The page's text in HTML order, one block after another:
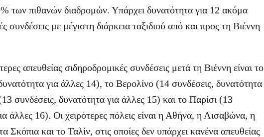
των πιθανών διαδρομών. Υπάρχει δυνατότητα για 12 ακόμα
συνδέσεις με μέγιστη διάρκεια ταξιδιού από και προς τη Βιέννη
απευθείας σιδηροδρομικές συνδέσεις μετά τη Βιέννη είναι το
για άλλες 14), το Βερολίνο (14 συνδέσεις, δυνατότητα
συνδέσεις, δυνατότητα για άλλες 15) και το Παρίσι (13
άλλες 16). Οι χειρότερες πόλεις είναι η Αθήνα, η Λισαβώνα, η
Σκόπια και το Ταλίν, στις οποίες δεν υπάρχει κανένα απευθείας